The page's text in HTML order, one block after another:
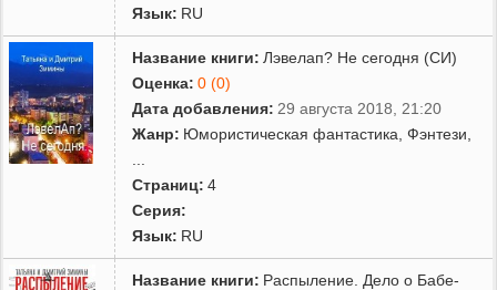
Язык: RU
Название книги: Лэвелап? Не сегодня (СИ)
Оценка: 0 (0)
Дата добавления: 29 августа 2018, 21:20
Жанр: Юмористическая фантастика ,Фэнтези
Страниц: 4
Серия:
Язык: RU
Название книги: Распыление. Дело о Бабе-